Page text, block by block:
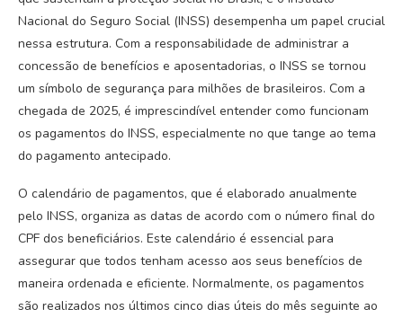
Nacional do Seguro Social (INSS) desempenha um papel crucial
nessa estrutura. Com a responsabilidade de administrar a
concessão de benefícios e aposentadorias, o INSS se tornou
um símbolo de segurança para milhões de brasileiros. Com a
chegada de 2025, é imprescindível entender como funcionam
os pagamentos do INSS, especialmente no que tange ao tema
do pagamento antecipado.
O calendário de pagamentos, que é elaborado anualmente
pelo INSS, organiza as datas de acordo com o número final do
CPF dos beneficiários. Este calendário é essencial para
assegurar que todos tenham acesso aos seus benefícios de
maneira ordenada e eficiente. Normalmente, os pagamentos
são realizados nos últimos cinco dias úteis do mês seguinte ao